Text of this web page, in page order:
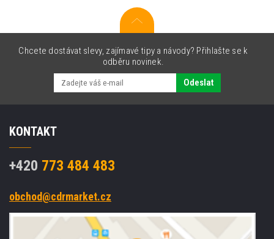
Chcete dostávat slevy, zajímavé tipy a návody? Přihlašte se k
odběru novinek.
Odeslat
KONTAKT
+420 773 484 483
obchod@cdrmarket.cz